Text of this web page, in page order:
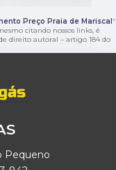
Preço Praia de Mariscal"
citando nossos links, é
direito autoral – artigo 184 do
Pequeno